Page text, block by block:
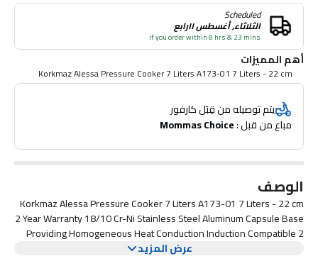
Scheduled
الثلاثاء, أغسطس ١١رابع
if you order within 8 hrs & 23 mins
أهم المميزات
Korkmaz Alessa Pressure Cooker 7 Liters A173-01 7 Liters - 22 cm
يتم توصيله من قِبَل كارفور
مباع من قبل : Mommas Choice
الوصف
Korkmaz Alessa Pressure Cooker 7 Liters A173-01 7 Liters - 22 cm
2 Year Warranty 18/10 Cr-Ni Stainless Steel Aluminum Capsule Base
Providing Homogeneous Heat Conduction Induction Compatible 2
Stage Cooking Pressure Function
عرض المزيد